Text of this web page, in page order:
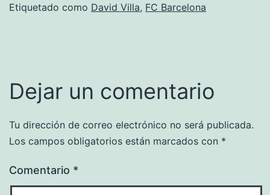
Etiquetado como David Villa, FC Barcelona
Dejar un comentario
Tu dirección de correo electrónico no será publicada.
Los campos obligatorios están marcados con *
Comentario *